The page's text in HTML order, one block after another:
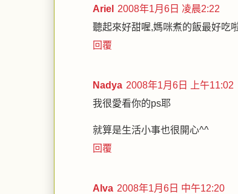
Ariel
2008年1月6日 凌晨2:22
聽起來好甜喔,媽咪煮的飯最好吃
回覆
Nadya 2008年1月6日 上午11:02
我很愛看你的ps耶
就算是生活小事也很開心^^
回覆
Alva 2008年1月6日 中午12:20